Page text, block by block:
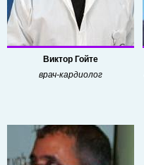
Виктор Гойте
врач-кардиолог